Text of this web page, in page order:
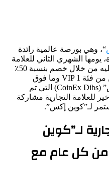
“، وهي بورصة عالمية رائدة
الشهري الثاني للعلامة
التجارية الذي تم تسليط الضوء عليه من خلال خصم بنسبة 50٪
من الإيثريوم (ETH) للمستخدمين من فئة VIP 1 وما فوق
للاحتفال بميزة “كوين إكس ديبس” (CoinEx Dibs) التي تم
للعلامة التجارية مشاركة
لـ”كوين إكس”.
لـ”كوين
إكس”: قضاء يوم 24 من كل عام مع